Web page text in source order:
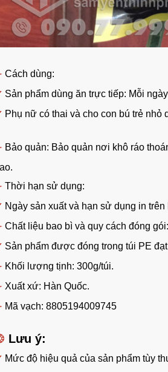
Cách dùng:
Sản phẩm dùng ăn trực tiếp: Mỗi
Phụ nữ có thai và cho con bú trẻ
Bảo quản: Bảo quản nơi khô ráo
Thời hạn sử dụng:
Ngày sản xuất và hạn sử dụng in trên
Chất liệu bao bì và quy cách đóng gói:
Sản phẩm được đóng trong túi PE
Khối lượng tịnh: 300g/túi.
Xuất xứ: Hàn Quốc.
Mã vạch: 8805194009745
Lưu ý:
Mức độ hiệu quả của sản phẩm tùy